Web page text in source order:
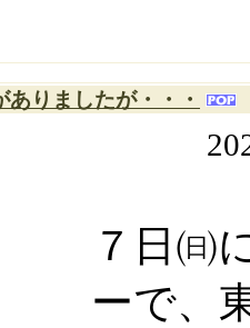
りましたが・・・
７日㈰
ーで、